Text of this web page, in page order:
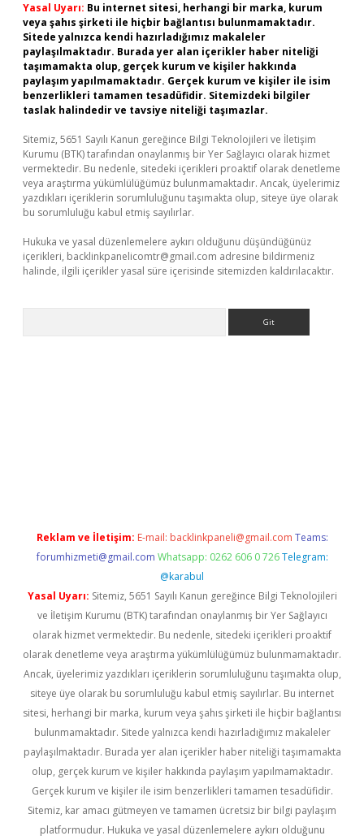
Yasal Uyarı: Bu internet sitesi, herhangi bir marka, kurum
veya şahıs şirketi ile hiçbir bağlantısı bulunmamaktadır.
Sitede yalnızca kendi hazırladığımız makaleler
paylaşılmaktadır. Burada yer alan içerikler haber niteliği
taşımamakta olup, gerçek kurum ve kişiler hakkında
paylaşım yapılmamaktadır. Gerçek kurum ve kişiler ile isim
benzerlikleri tamamen tesadüfidir. Sitemizdeki bilgiler
taslak halindedir ve tavsiye niteliği taşımazlar.
Sitemiz, 5651 Sayılı Kanun gereğince Bilgi Teknolojileri ve İletişim
Kurumu (BTK) tarafından onaylanmış bir Yer Sağlayıcı olarak hizmet
vermektedir. Bu nedenle, sitedeki içerikleri proaktif olarak denetleme
veya araştırma yükümlülüğümüz bulunmamaktadır. Ancak, üyelerimiz
yazdıkları içeriklerin sorumluluğunu taşımakta olup, siteye üye olarak
bu sorumluluğu kabul etmiş sayılırlar.
Hukuka ve yasal düzenlemelere aykırı olduğunu düşündüğünüz
içerikleri, backlinkpanelicomtr@gmail.com adresine bildirmeniz
halinde, ilgili içerikler yasal süre içerisinde sitemizden kaldırılacaktır.
Reklam ve İletişim: E-mail: backlinkpaneli@gmail.com Teams:
forumhizmeti@gmail.com Whatsapp: 0262 606 0 726 Telegram:
@karabul
Yasal Uyarı: Sitemiz, 5651 Sayılı Kanun gereğince Bilgi Teknolojileri
ve İletişim Kurumu (BTK) tarafından onaylanmış bir Yer Sağlayıcı
olarak hizmet vermektedir. Bu nedenle, sitedeki içerikleri proaktif
olarak denetleme veya araştırma yükümlülüğümüz bulunmamaktadır.
Ancak, üyelerimiz yazdıkları içeriklerin sorumluluğunu taşımakta olup,
siteye üye olarak bu sorumluluğu kabul etmiş sayılırlar. Bu internet
sitesi, herhangi bir marka, kurum veya şahıs şirketi ile hiçbir bağlantısı
bulunmamaktadır. Sitede yalnızca kendi hazırladığımız makaleler
paylaşılmaktadır. Burada yer alan içerikler haber niteliği taşımamakta
olup, gerçek kurum ve kişiler hakkında paylaşım yapılmamaktadır.
Gerçek kurum ve kişiler ile isim benzerlikleri tamamen tesadüfidir.
Sitemiz, kar amacı gütmeyen ve tamamen ücretsiz bir bilgi paylaşım
platformudur. Hukuka ve yasal düzenlemelere aykırı olduğunu